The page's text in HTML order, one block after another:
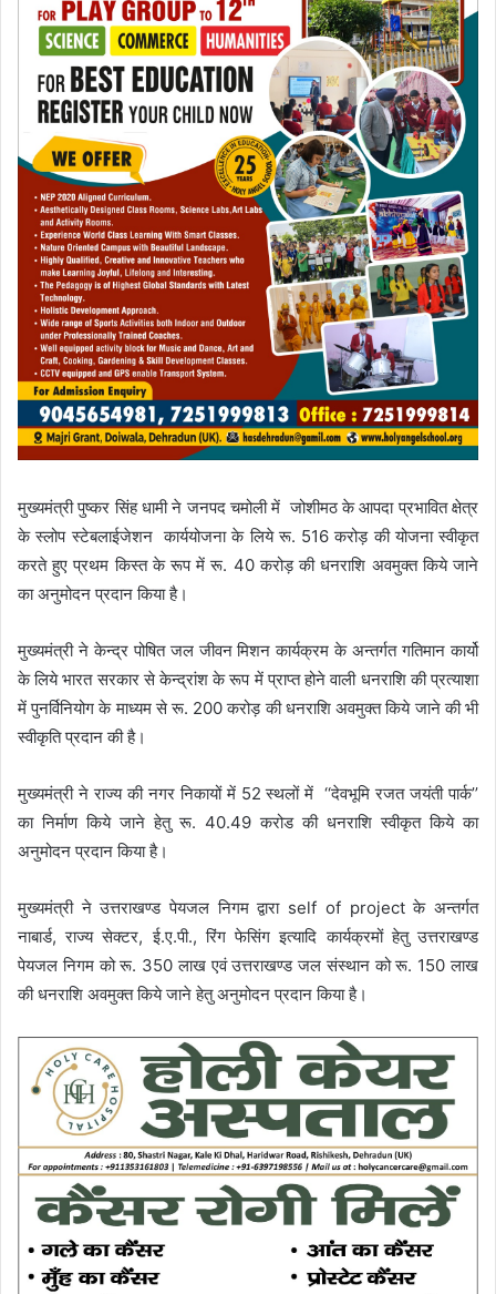
मुख्यमंत्री पुष्कर सिंह धामी ने जनपद चमोली में जोशीमठ के आपदा प्रभावित क्षेत्र
के स्लोप स्टेबलाईजेशन कार्ययोजना के लिये रू. 516 करोड़ की योजना स्वीकृत
करते हुए प्रथम किस्त के रूप में रू. 40 करोड़ की धनराशि अवमुक्त किये जाने
का अनुमोदन प्रदान किया है।
मुख्यमंत्री ने केन्द्र पोषित जल जीवन मिशन कार्यक्रम के अन्तर्गत गतिमान कार्यो
के लिये भारत सरकार से केन्द्रांश के रूप में प्राप्त होने वाली धनराशि की प्रत्याशा
में पुनर्विनियोग के माध्यम से रू. 200 करोड़ की धनराशि अवमुक्त किये जाने की भी
स्वीकृति प्रदान की है।
मुख्यमंत्री ने राज्य की नगर निकायों में 52 स्थलों में ‘‘देवभूमि रजत जयंती पार्क’’
का निर्माण किये जाने हेतु रू. 40.49 करोड की धनराशि स्वीकृत किये का
अनुमोदन प्रदान किया है।
मुख्यमंत्री ने उत्तराखण्ड पेयजल निगम द्वारा self of project के अन्तर्गत
नाबार्ड, राज्य सेक्टर, ई.ए.पी., रिंग फेसिंग इत्यादि कार्यक्रमों हेतु उत्तराखण्ड
पेयजल निगम को रू. 350 लाख एवं उत्तराखण्ड जल संस्थान को रू. 150 लाख
की धनराशि अवमुक्त किये जाने हेतु अनुमोदन प्रदान किया है।